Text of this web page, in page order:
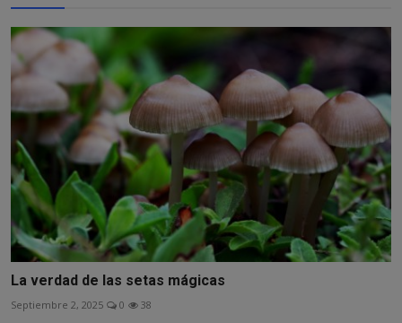
La verdad de las setas mágicas
Septiembre 2, 2025 0 38